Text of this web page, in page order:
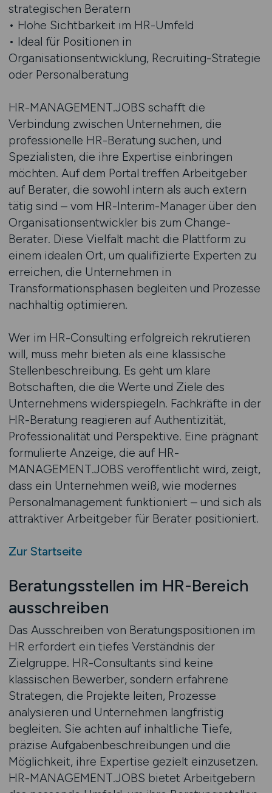
strategischen Beratern
• Hohe Sichtbarkeit im HR-Umfeld
• Ideal für Positionen in
Organisationsentwicklung, Recruiting-Strategie
oder Personalberatung
HR-MANAGEMENT.JOBS schafft die
Verbindung zwischen Unternehmen, die
professionelle HR-Beratung suchen, und
Spezialisten, die ihre Expertise einbringen
möchten. Auf dem Portal treffen Arbeitgeber
auf Berater, die sowohl intern als auch extern
tätig sind – vom HR-Interim-Manager über den
Organisationsentwickler bis zum Change-
Berater. Diese Vielfalt macht die Plattform zu
einem idealen Ort, um qualifizierte Experten zu
erreichen, die Unternehmen in
Transformationsphasen begleiten und Prozesse
nachhaltig optimieren.
Wer im HR-Consulting erfolgreich rekrutieren
will, muss mehr bieten als eine klassische
Stellenbeschreibung. Es geht um klare
Botschaften, die die Werte und Ziele des
Unternehmens widerspiegeln. Fachkräfte in der
HR-Beratung reagieren auf Authentizität,
Professionalität und Perspektive. Eine prägnant
formulierte Anzeige, die auf HR-
MANAGEMENT.JOBS veröffentlicht wird, zeigt,
dass ein Unternehmen weiß, wie modernes
Personalmanagement funktioniert – und sich als
attraktiver Arbeitgeber für Berater positioniert.
Zur Startseite
Beratungsstellen im HR-Bereich
ausschreiben
Das Ausschreiben von Beratungspositionen im
HR erfordert ein tiefes Verständnis der
Zielgruppe. HR-Consultants sind keine
klassischen Bewerber, sondern erfahrene
Strategen, die Projekte leiten, Prozesse
analysieren und Unternehmen langfristig
begleiten. Sie achten auf inhaltliche Tiefe,
präzise Aufgabenbeschreibungen und die
Möglichkeit, ihre Expertise gezielt einzusetzen.
HR-MANAGEMENT.JOBS bietet Arbeitgebern